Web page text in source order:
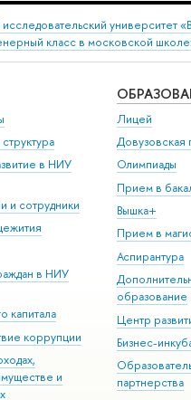
университет
класс в московской
в НИУ
и сотрудники
в НИУ
капитала
коррупции
и
Лицей
Довузовская
Олимпиады
Прием в
Вышка+
Прием в
Аспирантура
образование
Центр
Бизнес-
партнерства